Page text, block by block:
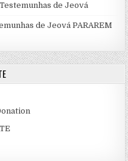
de Jeová
de Jeová PARAREM